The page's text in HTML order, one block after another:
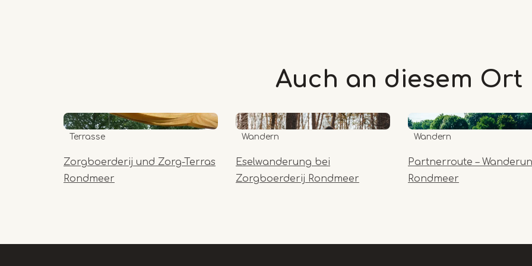
Auch an diesem Ort
Zorgboerderij und Zorg-Terras
Rondmeer
Terrasse
Eselwanderung bei
Zorgboerderij Rondmeer
Wandern
Partnerroute –
Rondmeer
Wandern